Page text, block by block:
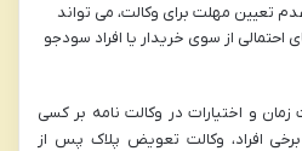
تعیین مهلت برای وکالت، می تواند
احتمالی از سوی خریدار یا افراد سودجو
و اختیارات در وکالت نامه بر کسی
افراد، وکالت تعویض پلاک پس از